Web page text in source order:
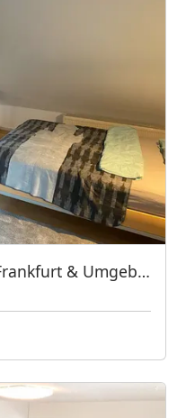
Schöne Wohnungen in Frankfurt & Umgebung - PIM APARTMENTS